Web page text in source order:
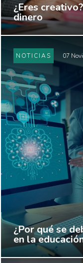
¿Eres
dinero
NOTICIAS 07
¿Por qué se
en la